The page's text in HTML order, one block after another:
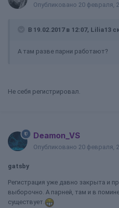
Опубликовано 20 февраля,
В 19.02.2017 в 12:07, Lilia13
А там разве парни работают?
Не себя регистрировал.
Deamon_VS
Опубликовано 20 февраля,
gatsby
Регистрация уже давно закрыта и
выборочно. А парней, там и в
существует.